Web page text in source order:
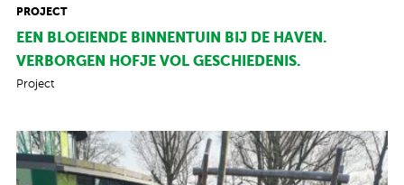
PROJECT
EEN BLOEIENDE BINNENTUIN BIJ DE HAVEN.
VERBORGEN HOFJE VOL GESCHIEDENIS.
Project